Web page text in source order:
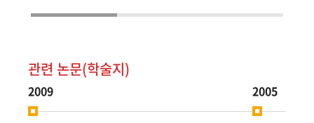
관련 논문(학술지)
2009 2005